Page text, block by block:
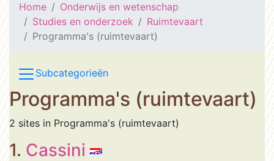
Home
Onderwijs en wetenschap
Studies en onderzoek
Ruimtevaart
Programma's (ruimtevaart)
Subcategorieën
Programma's (ruimtevaart)
2 sites in Programma's (ruimtevaart)
1. Cassini